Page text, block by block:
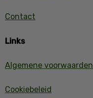
Contact
Links
Algemene voorwaarden
Cookiebeleid